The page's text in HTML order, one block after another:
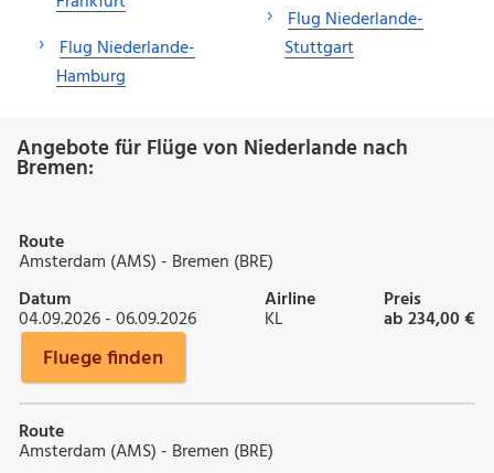
Flug Niederlande-
Hamburg
Flug Niederlande-
Stuttgart
Angebote für Flüge von Niederlande nach
Bremen:
Route
Amsterdam (AMS) - Bremen (BRE)
Datum
04.09.2026 - 06.09.2026
Airline
KL
Preis
ab 234,00 €
Fluege finden
Route
Amsterdam (AMS) - Bremen (BRE)